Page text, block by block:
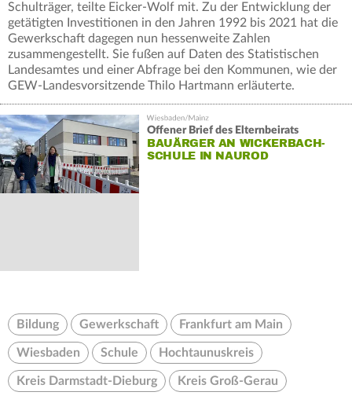
Schulträger, teilte Eicker-Wolf mit. Zu der Entwicklung der
getätigten Investitionen in den Jahren 1992 bis 2021 hat die
Gewerkschaft dagegen nun hessenweite Zahlen
zusammengestellt. Sie fußen auf Daten des Statistischen
Landesamtes und einer Abfrage bei den Kommunen, wie der
GEW-Landesvorsitzende Thilo Hartmann erläuterte.
Offener Brief des Elternbeirats
BAUÄRGER AN WICKERBACH-
SCHULE IN NAUROD
Bildung Gewerkschaft Frankfurt am Main
Wiesbaden Schule Hochtaunuskreis
Kreis Darmstadt-Dieburg Kreis Groß-Gerau